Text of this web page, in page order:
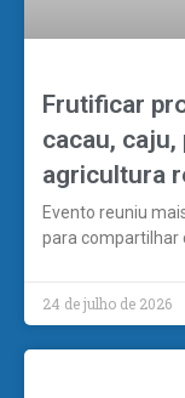
Frutificar
cacau,
agricultura
Evento reuniu
para compartilhar
24 de julho de 2026